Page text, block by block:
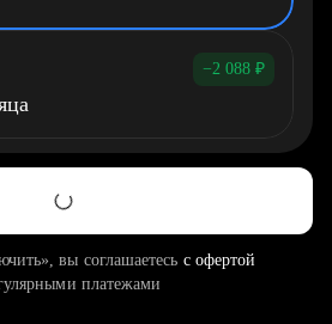
−2 088 ₽
вы соглашаетесь с офертой
платежами